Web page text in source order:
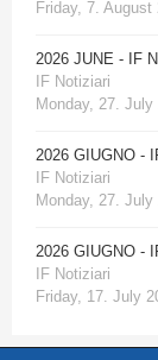
Friday, 7. August
2026 JUNE - IF
IF Notiziari
Monday, 27.
2026 GIUGNO -
IF Notiziari
Monday, 27.
2026 GIUGNO -
IF Notiziari
Friday, 17. July